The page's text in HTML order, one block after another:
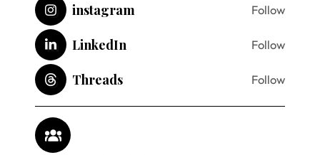
instagram Follow
LinkedIn Follow
Threads Follow